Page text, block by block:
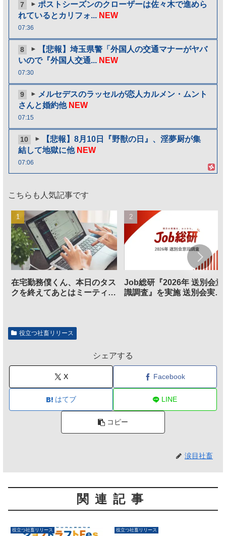
7
ポストシーズンのクローザーは佐々木で進めら
れているとカリフォ... NEW
07:36
8
【悲報】埼玉県警「外国人の交通マナーがヤバ
いので『外国人交通... NEW
07:30
9
メルセデスのラッセルが恋人カルメン・ムント
さんと婚約他 NEW
07:15
10
【悲報】8月10日『野獣の日』、淫夢厨が集
結して地獄に他 NEW
07:06
こちらも人気記事です
在宅勤務僕くん、本日のタス
クを終えてあとはミーティン
Job総研『2026年 送別会意
識調査』を実施 送別会実施
役立つ社畜リリース
シェアする
X Facebook
はてブ LINE
コピー
涙目社畜
関連記事
役立つ社畜リリース 役立つ社畜リリース